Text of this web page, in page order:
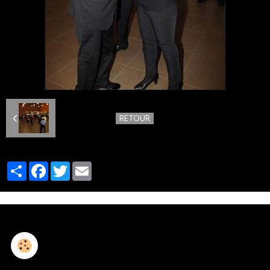
RETOUR
PartagerFacebook
Twitter